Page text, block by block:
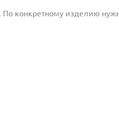
конкретному изделию